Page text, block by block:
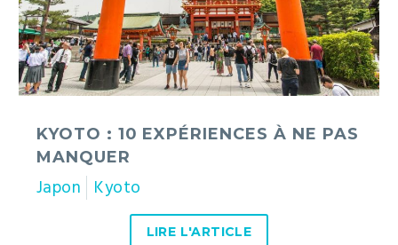
manquer
KYOTO : 10 EXPÉRIENCES À NE PAS
MANQUER
Japon Kyoto
LIRE L'ARTICLE